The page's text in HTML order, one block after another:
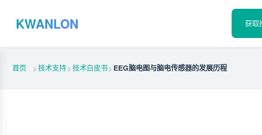
KWANLON 获取
首页 > 技术支持> 技术白皮书> EEG脑电图与脑电传感器的发展历程